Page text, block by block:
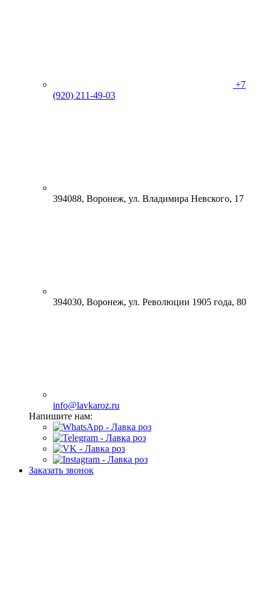
+7
(920) 211-49-03
394088, Воронеж, ул. Владимира Невского, 17
394030, Воронеж, ул. Революции 1905 года, 80
info@lavkaroz.ru
Напишите нам:
Заказать звонок